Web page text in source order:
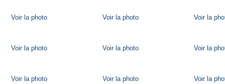
Voir la photo Voir la photo Voir la
Voir la photo Voir la photo Voir la
Voir la photo Voir la photo Voir la